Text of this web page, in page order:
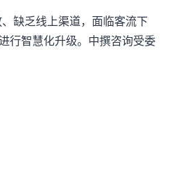
缺乏线上渠道，面临客流下
行智慧化升级。中撰咨询受委